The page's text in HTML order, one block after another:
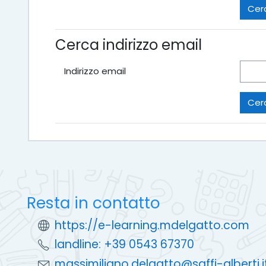
Cerca indirizzo email
Indirizzo email
Resta in contatto
https://e-learning.mdelgatto.com
landline: +39 0543 67370